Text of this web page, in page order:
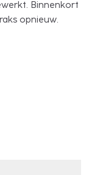
Binnenkort
opnieuw.